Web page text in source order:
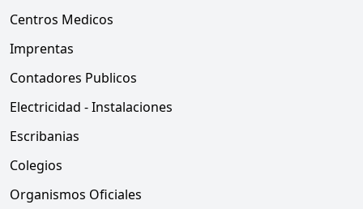
Centros Medicos
Imprentas
Contadores Publicos
Electricidad - Instalaciones
Escribanias
Colegios
Organismos Oficiales